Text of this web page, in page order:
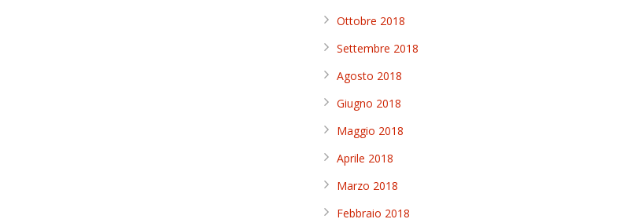
Ottobre 2018
Settembre 2018
Agosto 2018
Giugno 2018
Maggio 2018
Aprile 2018
Marzo 2018
Febbraio 2018